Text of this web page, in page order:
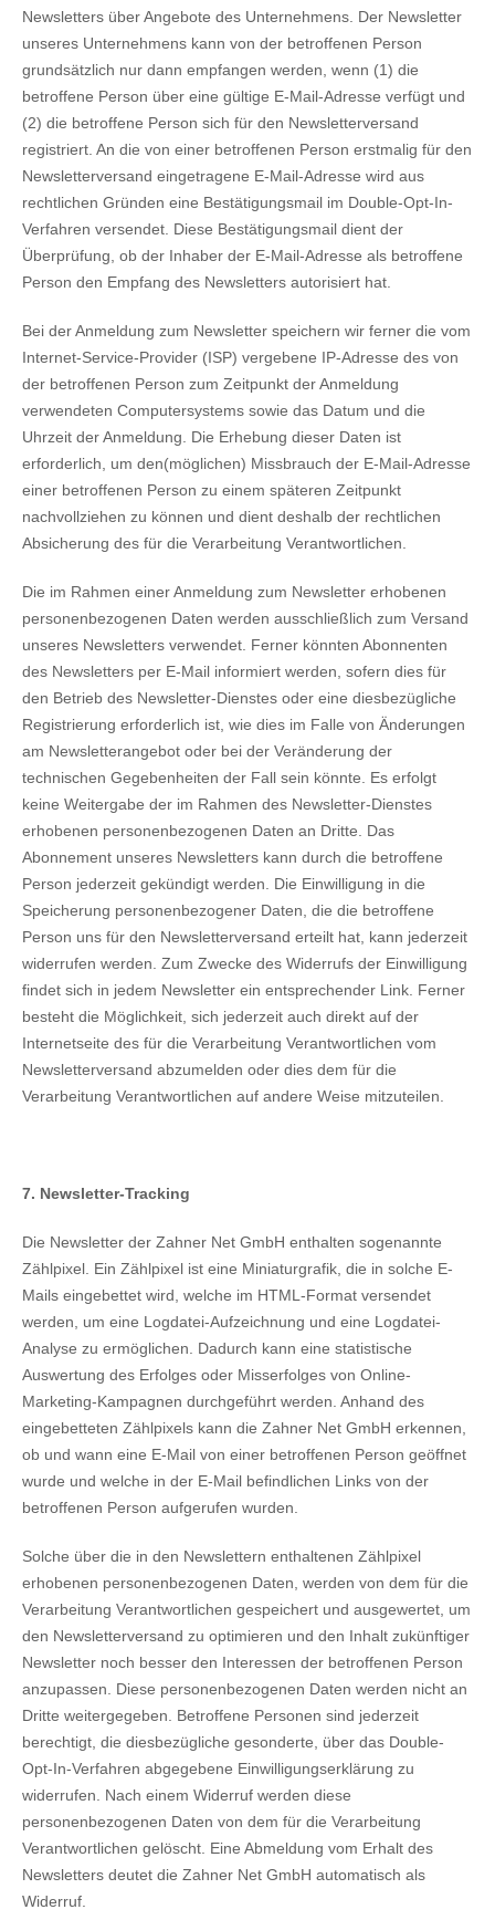
Newsletters über Angebote des Unternehmens. Der Newsletter
unseres Unternehmens kann von der betroffenen Person
grundsätzlich nur dann empfangen werden, wenn (1) die
betroffene Person über eine gültige E-Mail-Adresse verfügt und
(2) die betroffene Person sich für den Newsletterversand
registriert. An die von einer betroffenen Person erstmalig für den
Newsletterversand eingetragene E-Mail-Adresse wird aus
rechtlichen Gründen eine Bestätigungsmail im Double-Opt-In-
Verfahren versendet. Diese Bestätigungsmail dient der
Überprüfung, ob der Inhaber der E-Mail-Adresse als betroffene
Person den Empfang des Newsletters autorisiert hat.
Bei der Anmeldung zum Newsletter speichern wir ferner die vom
Internet-Service-Provider (ISP) vergebene IP-Adresse des von
der betroffenen Person zum Zeitpunkt der Anmeldung
verwendeten Computersystems sowie das Datum und die
Uhrzeit der Anmeldung. Die Erhebung dieser Daten ist
erforderlich, um den(möglichen) Missbrauch der E-Mail-Adresse
einer betroffenen Person zu einem späteren Zeitpunkt
nachvollziehen zu können und dient deshalb der rechtlichen
Absicherung des für die Verarbeitung Verantwortlichen.
Die im Rahmen einer Anmeldung zum Newsletter erhobenen
personenbezogenen Daten werden ausschließlich zum Versand
unseres Newsletters verwendet. Ferner könnten Abonnenten
des Newsletters per E-Mail informiert werden, sofern dies für
den Betrieb des Newsletter-Dienstes oder eine diesbezügliche
Registrierung erforderlich ist, wie dies im Falle von Änderungen
am Newsletterangebot oder bei der Veränderung der
technischen Gegebenheiten der Fall sein könnte. Es erfolgt
keine Weitergabe der im Rahmen des Newsletter-Dienstes
erhobenen personenbezogenen Daten an Dritte. Das
Abonnement unseres Newsletters kann durch die betroffene
Person jederzeit gekündigt werden. Die Einwilligung in die
Speicherung personenbezogener Daten, die die betroffene
Person uns für den Newsletterversand erteilt hat, kann jederzeit
widerrufen werden. Zum Zwecke des Widerrufs der Einwilligung
findet sich in jedem Newsletter ein entsprechender Link. Ferner
besteht die Möglichkeit, sich jederzeit auch direkt auf der
Internetseite des für die Verarbeitung Verantwortlichen vom
Newsletterversand abzumelden oder dies dem für die
Verarbeitung Verantwortlichen auf andere Weise mitzuteilen.
7. Newsletter-Tracking
Die Newsletter der Zahner Net GmbH enthalten sogenannte
Zählpixel. Ein Zählpixel ist eine Miniaturgrafik, die in solche E-
Mails eingebettet wird, welche im HTML-Format versendet
werden, um eine Logdatei-Aufzeichnung und eine Logdatei-
Analyse zu ermöglichen. Dadurch kann eine statistische
Auswertung des Erfolges oder Misserfolges von Online-
Marketing-Kampagnen durchgeführt werden. Anhand des
eingebetteten Zählpixels kann die Zahner Net GmbH erkennen,
ob und wann eine E-Mail von einer betroffenen Person geöffnet
wurde und welche in der E-Mail befindlichen Links von der
betroffenen Person aufgerufen wurden.
Solche über die in den Newslettern enthaltenen Zählpixel
erhobenen personenbezogenen Daten, werden von dem für die
Verarbeitung Verantwortlichen gespeichert und ausgewertet, um
den Newsletterversand zu optimieren und den Inhalt zukünftiger
Newsletter noch besser den Interessen der betroffenen Person
anzupassen. Diese personenbezogenen Daten werden nicht an
Dritte weitergegeben. Betroffene Personen sind jederzeit
berechtigt, die diesbezügliche gesonderte, über das Double-
Opt-In-Verfahren abgegebene Einwilligungserklärung zu
widerrufen. Nach einem Widerruf werden diese
personenbezogenen Daten von dem für die Verarbeitung
Verantwortlichen gelöscht. Eine Abmeldung vom Erhalt des
Newsletters deutet die Zahner Net GmbH automatisch als
Widerruf.